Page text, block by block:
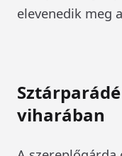
elevenedik meg
viharában